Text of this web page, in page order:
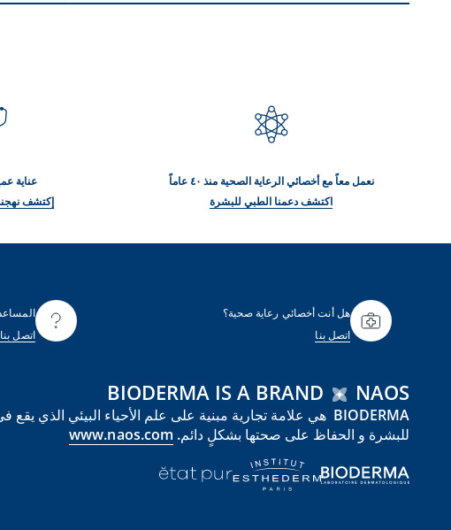
نعمل معاً مع أخصائي الرعاية الصحية منذ ٤٠ عاماً
اكتشف دعمنا الطبي للبشرة
عناية
إكتشف
هل أنت أخصائي رعاية صحية؟
اتصل بنا
اتصل بنا
BIODERMA IS A BRAND NAOS
للبشرة و الحفاظ على صحتها بشكلٍ دائم. www.naos.com